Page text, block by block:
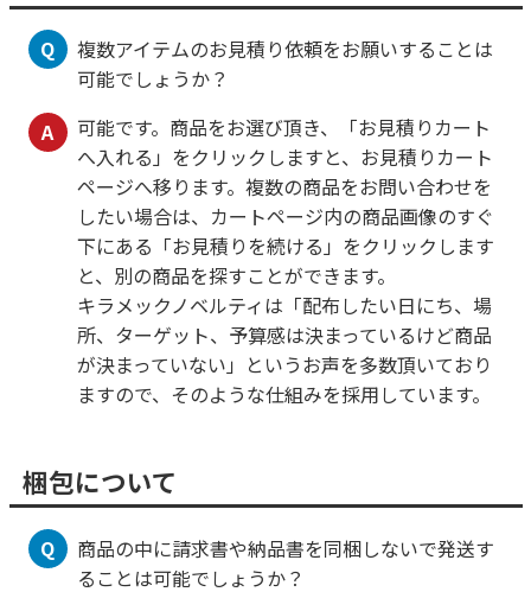
Q
複数アイテムのお見積り依頼をお願いすることは
可能でしょうか？
A
可能です。商品をお選び頂き、「お見積りカート
へ入れる」をクリックしますと、お見積りカート
ページへ移ります。複数の商品をお問い合わせを
したい場合は、カートページ内の商品画像のすぐ
下にある「お見積りを続ける」をクリックします
と、別の商品を探すことができます。
キラメックノベルティは「配布したい日にち、場
所、ターゲット、予算感は決まっているけど商品
が決まっていない」というお声を多数頂いており
ますので、そのような仕組みを採用しています。
梱包について
Q
商品の中に請求書や納品書を同梱しないで発送す
ることは可能でしょうか？